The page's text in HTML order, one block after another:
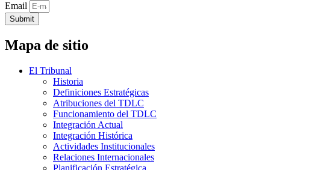
Email
Submit
Mapa de sitio
El Tribunal
Historia
Definiciones Estratégicas
Atribuciones del TDLC
Funcionamiento del TDLC
Integración Actual
Integración Histórica
Actividades Institucionales
Relaciones Internacionales
Planificación Estratégica